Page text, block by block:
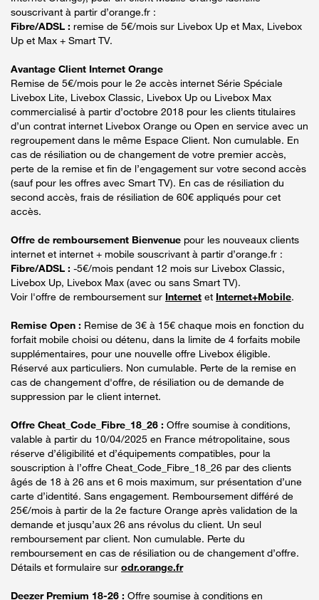
souscrivant à partir d’orange.fr :
Fibre/ADSL : remise de 5€/mois sur Livebox Up et Max, Livebox
Up et Max + Smart TV.
Avantage Client Internet Orange
Remise de 5€/mois pour le 2e accès internet Série Spéciale
Livebox Lite, Livebox Classic, Livebox Up ou Livebox Max
commercialisé à partir d’octobre 2018 pour les clients titulaires
d’un contrat internet Livebox Orange ou Open en service avec un
regroupement dans le même Espace Client. Non cumulable. En
cas de résiliation ou de changement de votre premier accès,
perte de la remise et fin de l’engagement sur votre second accès
(sauf pour les offres avec Smart TV). En cas de résiliation du
second accès, frais de résiliation de 60€ appliqués pour cet
accès.
Offre de remboursement Bienvenue pour les nouveaux clients
internet et internet + mobile souscrivant à partir d’orange.fr :
Fibre/ADSL : -5€/mois pendant 12 mois sur Livebox Classic,
Livebox Up, Livebox Max (avec ou sans Smart TV).
Voir l'offre de remboursement sur Internet et Internet+Mobile.
Remise Open : Remise de 3€ à 15€ chaque mois en fonction du
forfait mobile choisi ou détenu, dans la limite de 4 forfaits mobile
supplémentaires, pour une nouvelle offre Livebox éligible.
Réservé aux particuliers. Non cumulable. Perte de la remise en
cas de changement d'offre, de résiliation ou de demande de
suppression par le client internet.
Offre Cheat_Code_Fibre_18_26 : Offre soumise à conditions,
valable à partir du 10/04/2025 en France métropolitaine, sous
réserve d’éligibilité et d’équipements compatibles, pour la
souscription à l’offre Cheat_Code_Fibre_18_26 par des clients
âgés de 18 à 26 ans et 6 mois maximum, sur présentation d’une
carte d’identité. Sans engagement. Remboursement différé de
25€/mois à partir de la 2e facture Orange après validation de la
demande et jusqu’aux 26 ans révolus du client. Un seul
remboursement par client. Non cumulable. Perte du
remboursement en cas de résiliation ou de changement d’offre.
Détails et formulaire sur odr.orange.fr
Deezer Premium 18-26 : Offre soumise à conditions en